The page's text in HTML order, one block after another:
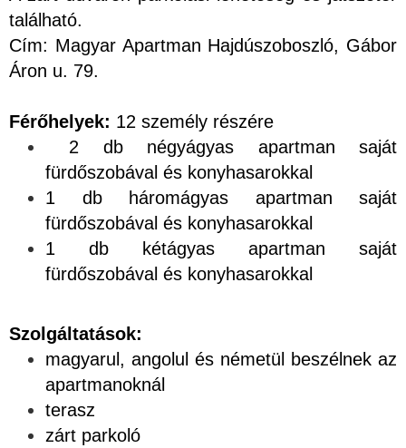
található.
Cím: Magyar Apartman Hajdúszoboszló, Gábor
Áron u. 79.
Férőhelyek: 12 személy részére
2 db négyágyas apartman saját
fürdőszobával és konyhasarokkal
1 db háromágyas apartman saját
fürdőszobával és konyhasarokkal
1 db kétágyas apartman saját
fürdőszobával és konyhasarokkal
Szolgáltatások:
magyarul, angolul és németül beszélnek az
apartmanoknál
terasz
zárt parkoló